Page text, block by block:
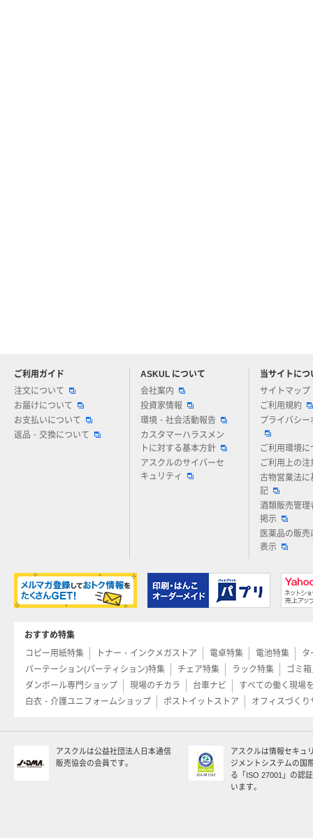
ご利用ガイド
注文について
お届けについて
お支払いについて
返品・交換について
ASKUL について
会社案内
投資家情報
環境・社会活動報告
カスタマーハラスメン
トに対する基本方針
アスクルのサイバーセ
キュリティ
当サイトにつ
サイトマップ
ご利用規約
プライバシー
ご利用環境に
ご利用上の注
古物営業法に
記
酒類販売管理
掲示
医薬品の販売
表示
アスクルについてお気軽にご質問ください
おすすめ特集
コピー用紙特集
トナー・インクメガストア 電卓特集 電池特集
タ
パーテーション(パーティション)特集
チェア特集 ラック特集
ゴミ
ダンボール専門ショップ
現場のチカラ 台車ナビ
すべての働く現場
白衣・介護ユニフォームショップ
ポストイットストア オフィスづくり
アスクルは公益社団法人日本通信
販売協会の会員です。
アスクルは情報セキュ
ジメントシステムの国
る「ISO 27001」の認
います。